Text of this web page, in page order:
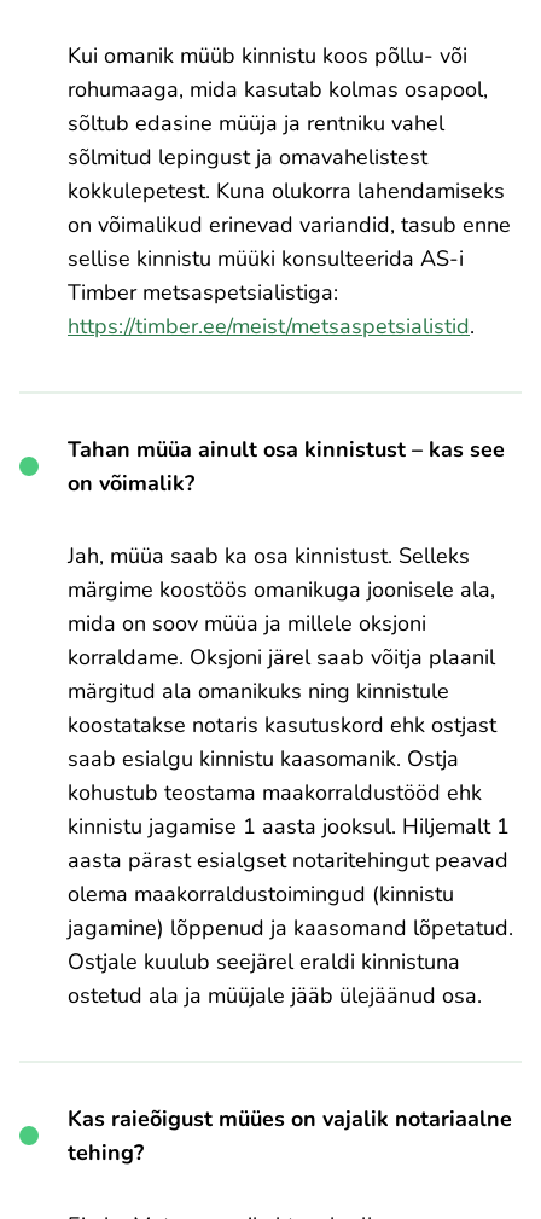
Kui omanik müüb kinnistu koos põllu- või
rohumaaga, mida kasutab kolmas osapool,
sõltub edasine müüja ja rentniku vahel
sõlmitud lepingust ja omavahelistest
kokkulepetest. Kuna olukorra lahendamiseks
on võimalikud erinevad variandid, tasub enne
sellise kinnistu müüki konsulteerida AS-i
Timber metsaspetsialistiga:
https://timber.ee/meist/metsaspetsialistid.
Tahan müüa ainult osa kinnistust – kas see
on võimalik?
Jah, müüa saab ka osa kinnistust. Selleks
märgime koostöös omanikuga joonisele ala,
mida on soov müüa ja millele oksjoni
korraldame. Oksjoni järel saab võitja plaanil
märgitud ala omanikuks ning kinnistule
koostatakse notaris kasutuskord ehk ostjast
saab esialgu kinnistu kaasomanik. Ostja
kohustub teostama maakorraldustööd ehk
kinnistu jagamise 1 aasta jooksul. Hiljemalt 1
aasta pärast esialgset notaritehingut peavad
olema maakorraldustoimingud (kinnistu
jagamine) lõppenud ja kaasomand lõpetatud.
Ostjale kuulub seejärel eraldi kinnistuna
ostetud ala ja müüjale jääb ülejäänud osa.
Kas raieõigust müües on vajalik notariaalne
tehing?